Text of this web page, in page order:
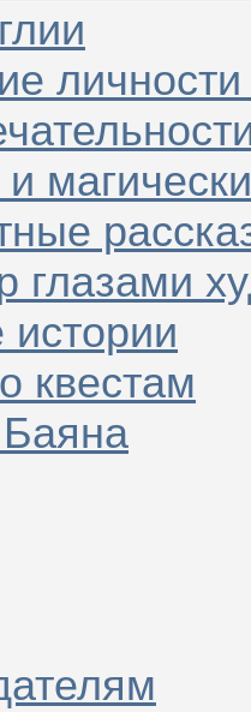
и
глазами
квестам